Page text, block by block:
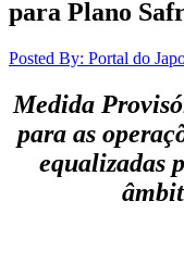
para Plano
Posted By: Portal do
Medida
para as
equalizadas